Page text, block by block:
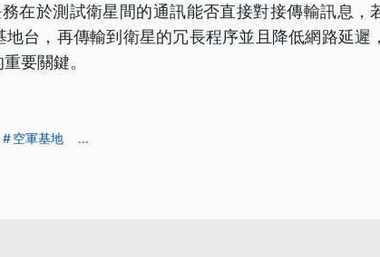
在於測試衛星間的通訊能否直接對接傳輸訊息，
台，再傳輸到衛星的冗長程序並且降低網路延遲
要關鍵。
空軍基地 ...